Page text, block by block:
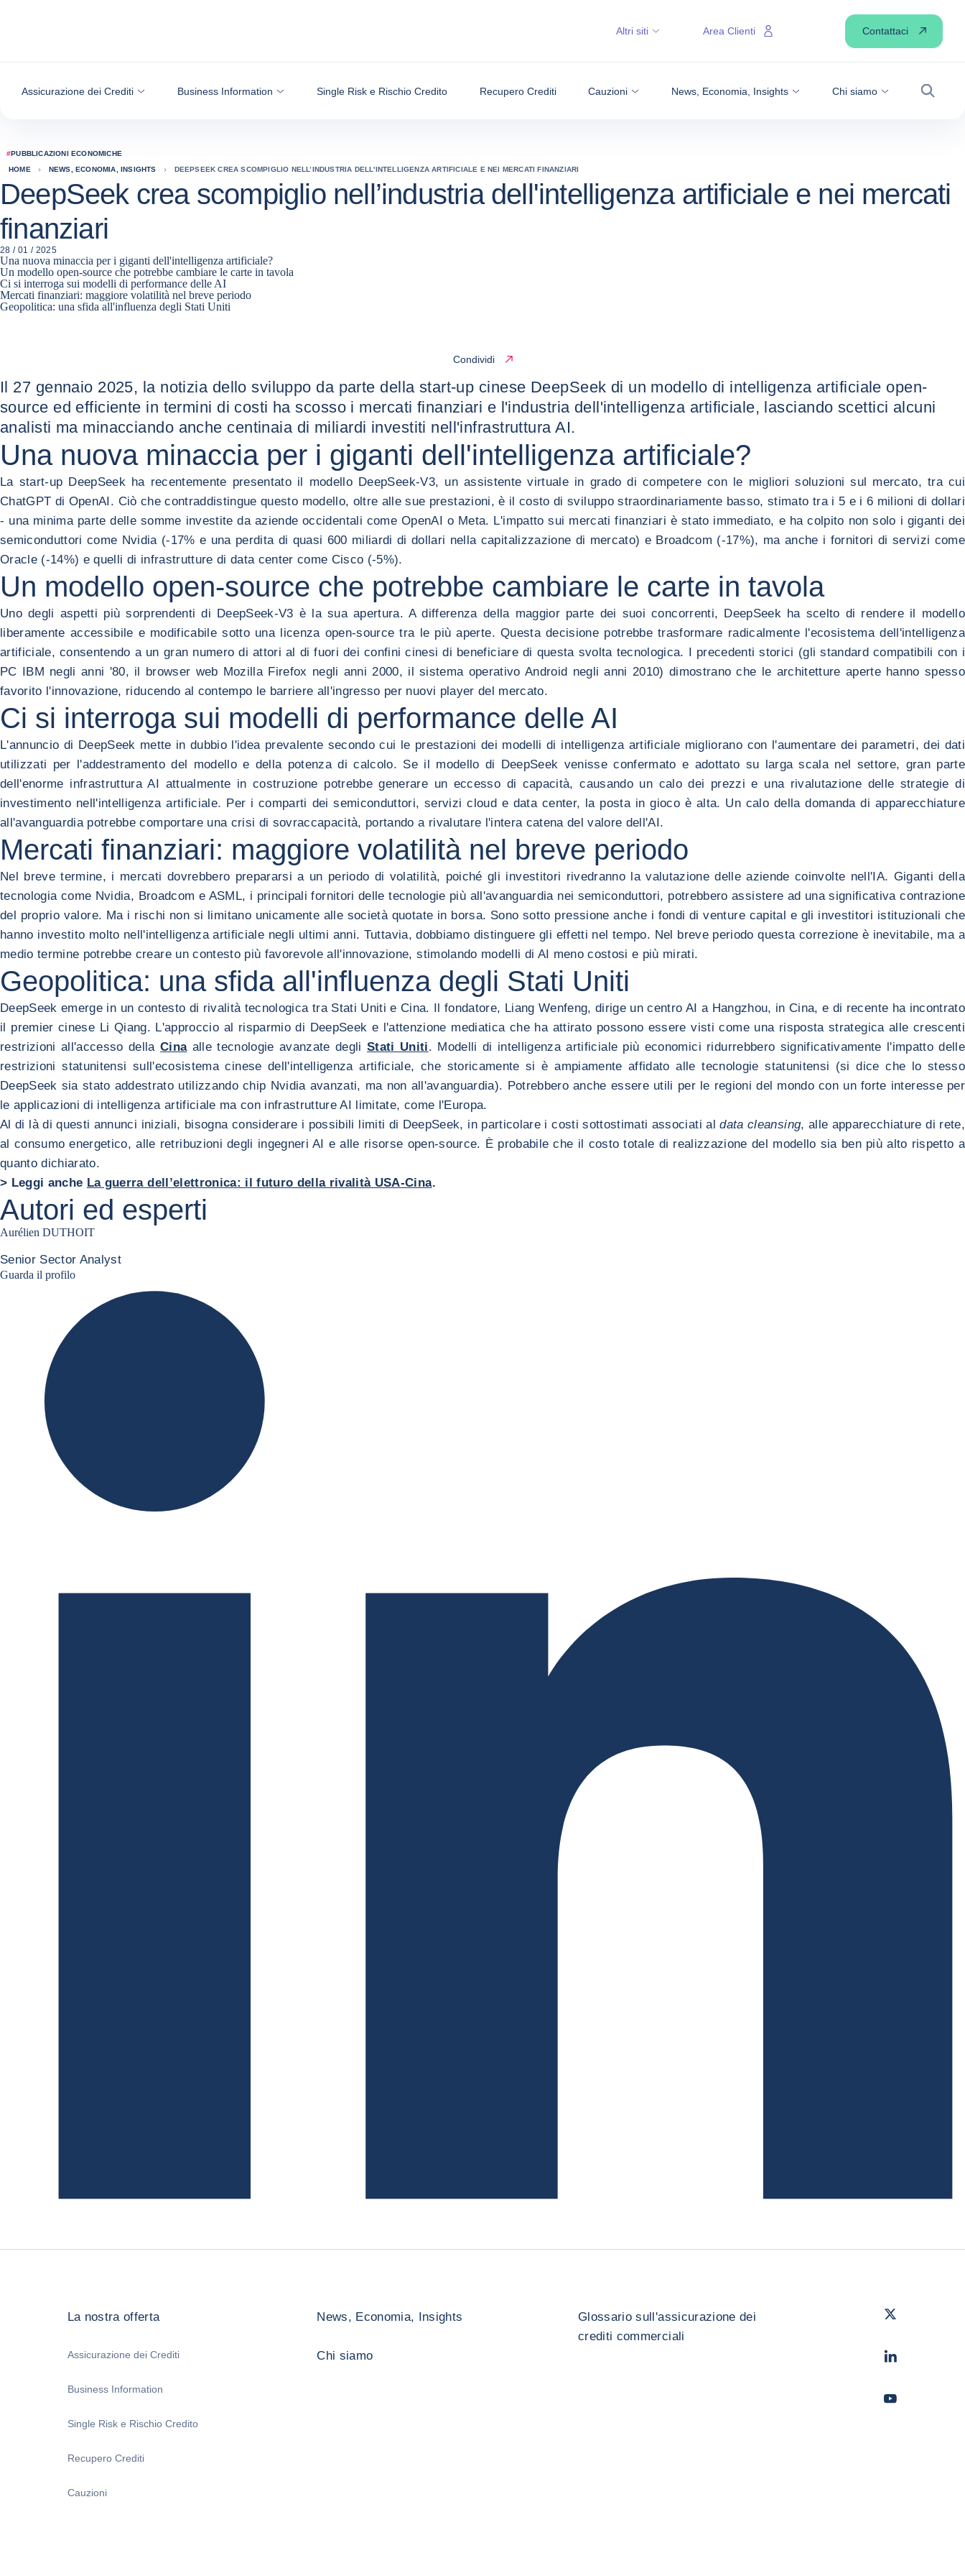
Assicurazione dei Crediti Business Information Single Risk e Rischio Credito Recupero Crediti Cauzioni News, Economia, Insights Chi siamo
Ricerca
Altri siti Area Clienti Contattaci
#PUBBLICAZIONI ECONOMICHE
HOME
NEWS, ECONOMIA, INSIGHTS DEEPSEEK CREA SCOMPIGLIO NELL’INDUSTRIA DELL'INTELLIGENZA ARTIFICIALE E NEI MERCATI FINANZIARI
DeepSeek crea scompiglio nell’industria dell'intelligenza artificiale e nei mercati
finanziari
28 / 01 / 2025
Una nuova minaccia per i giganti dell'intelligenza artificiale?
Un modello open-source che potrebbe cambiare le carte in tavola
Ci si interroga sui modelli di performance delle AI
Mercati finanziari: maggiore volatilità nel breve periodo
Geopolitica: una sfida all'influenza degli Stati Uniti
Condividi
Il 27 gennaio 2025, la notizia dello sviluppo da parte della start-up cinese DeepSeek di un modello di intelligenza artificiale open-
source ed efficiente in termini di costi ha scosso i mercati finanziari e l'industria dell'intelligenza artificiale, lasciando scettici alcuni
analisti ma minacciando anche centinaia di miliardi investiti nell'infrastruttura AI.
Una nuova minaccia per i giganti dell'intelligenza artificiale?
La start-up DeepSeek ha recentemente presentato il modello DeepSeek-V3, un assistente virtuale in grado di competere con le migliori soluzioni sul mercato, tra cui
ChatGPT di OpenAI. Ciò che contraddistingue questo modello, oltre alle sue prestazioni, è il costo di sviluppo straordinariamente basso, stimato tra i 5 e i 6 milioni di dollari
- una minima parte delle somme investite da aziende occidentali come OpenAI o Meta. L'impatto sui mercati finanziari è stato immediato, e ha colpito non solo i giganti dei
semiconduttori come Nvidia (-17% e una perdita di quasi 600 miliardi di dollari nella capitalizzazione di mercato) e Broadcom (-17%), ma anche i fornitori di servizi come
Oracle (-14%) e quelli di infrastrutture di data center come Cisco (-5%).
Un modello open-source che potrebbe cambiare le carte in tavola
Uno degli aspetti più sorprendenti di DeepSeek-V3 è la sua apertura. A differenza della maggior parte dei suoi concorrenti, DeepSeek ha scelto di rendere il modello
liberamente accessibile e modificabile sotto una licenza open-source tra le più aperte. Questa decisione potrebbe trasformare radicalmente l'ecosistema dell'intelligenza
artificiale, consentendo a un gran numero di attori al di fuori dei confini cinesi di beneficiare di questa svolta tecnologica. I precedenti storici (gli standard compatibili con i
PC IBM negli anni '80, il browser web Mozilla Firefox negli anni 2000, il sistema operativo Android negli anni 2010) dimostrano che le architetture aperte hanno spesso
favorito l'innovazione, riducendo al contempo le barriere all'ingresso per nuovi player del mercato.
Ci si interroga sui modelli di performance delle AI
L'annuncio di DeepSeek mette in dubbio l'idea prevalente secondo cui le prestazioni dei modelli di intelligenza artificiale migliorano con l'aumentare dei parametri, dei dati
utilizzati per l'addestramento del modello e della potenza di calcolo. Se il modello di DeepSeek venisse confermato e adottato su larga scala nel settore, gran parte
dell'enorme infrastruttura AI attualmente in costruzione potrebbe generare un eccesso di capacità, causando un calo dei prezzi e una rivalutazione delle strategie di
investimento nell'intelligenza artificiale. Per i comparti dei semiconduttori, servizi cloud e data center, la posta in gioco è alta. Un calo della domanda di apparecchiature
all'avanguardia potrebbe comportare una crisi di sovraccapacità, portando a rivalutare l'intera catena del valore dell'AI.
Mercati finanziari: maggiore volatilità nel breve periodo
Nel breve termine, i mercati dovrebbero prepararsi a un periodo di volatilità, poiché gli investitori rivedranno la valutazione delle aziende coinvolte nell'IA. Giganti della
tecnologia come Nvidia, Broadcom e ASML, i principali fornitori delle tecnologie più all'avanguardia nei semiconduttori, potrebbero assistere ad una significativa contrazione
del proprio valore. Ma i rischi non si limitano unicamente alle società quotate in borsa. Sono sotto pressione anche i fondi di venture capital e gli investitori istituzionali che
hanno investito molto nell'intelligenza artificiale negli ultimi anni. Tuttavia, dobbiamo distinguere gli effetti nel tempo. Nel breve periodo questa correzione è inevitabile, ma a
medio termine potrebbe creare un contesto più favorevole all'innovazione, stimolando modelli di AI meno costosi e più mirati.
Geopolitica: una sfida all'influenza degli Stati Uniti
DeepSeek emerge in un contesto di rivalità tecnologica tra Stati Uniti e Cina. Il fondatore, Liang Wenfeng, dirige un centro AI a Hangzhou, in Cina, e di recente ha incontrato
il premier cinese Li Qiang. L'approccio al risparmio di DeepSeek e l'attenzione mediatica che ha attirato possono essere visti come una risposta strategica alle crescenti
restrizioni all'accesso dellaCinaalle tecnologie avanzate degliStati Uniti. Modelli di intelligenza artificiale più economici ridurrebbero significativamente l'impatto delle
restrizioni statunitensi sull'ecosistema cinese dell'intelligenza artificiale, che storicamente si è ampiamente affidato alle tecnologie statunitensi (si dice che lo stesso
DeepSeek sia stato addestrato utilizzando chip Nvidia avanzati, ma non all'avanguardia). Potrebbero anche essere utili per le regioni del mondo con un forte interesse per
le applicazioni di intelligenza artificiale ma con infrastrutture AI limitate, come l'Europa.
Al di là di questi annunci iniziali, bisogna considerare i possibili limiti di DeepSeek, in particolare i costi sottostimati associati aldata cleansing, alle apparecchiature di rete,
al consumo energetico, alle retribuzioni degli ingegneri AI e alle risorse open-source. È probabile che il costo totale di realizzazione del modello sia ben più alto rispetto a
quanto dichiarato.
> Leggi anche La guerra dell’elettronica: il futuro della rivalità USA-Cina.
Autori ed esperti
Aurélien DUTHOIT
Senior Sector Analyst
Guarda il profiloAurélien Duthoit Linkedin profile
La nostra offerta
Assicurazione dei Crediti
Business Information
Single Risk e Rischio Credito
Recupero Crediti
Cauzioni
News, Economia, Insights
Chi siamo
Glossario sull'assicurazione dei
crediti commerciali
Twitter
LinkedIn
Youtube